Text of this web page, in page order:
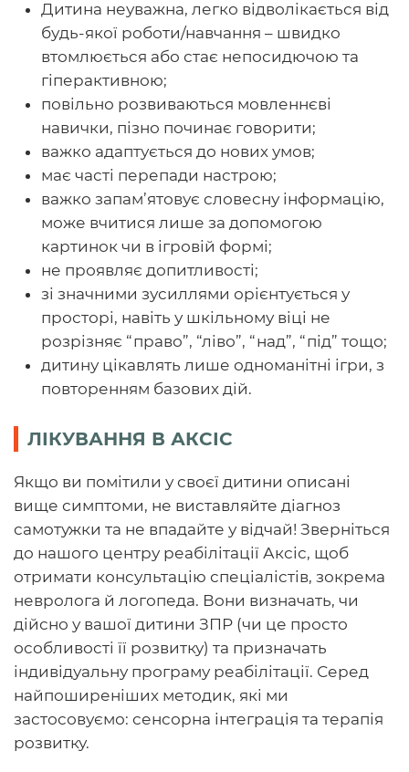
Дитина неуважна, легко відволікається від
будь-якої роботи/навчання – швидко
втомлюється або стає непосидючою та
гіперактивною;
повільно розвиваються мовленнєві
навички, пізно починає говорити;
важко адаптується до нових умов;
має часті перепади настрою;
важко запам’ятовує словесну інформацію,
може вчитися лише за допомогою
картинок чи в ігровій формі;
не проявляє допитливості;
зі значними зусиллями орієнтується у
просторі, навіть у шкільному віці не
розрізняє “право”, “ліво”, “над”, “під” тощо;
дитину цікавлять лише одноманітні ігри, з
повторенням базових дій.
ЛІКУВАННЯ В АКСІС
Якщо ви помітили у своєї дитини описані
вище симптоми, не виставляйте діагноз
самотужки та не впадайте у відчай! Зверніться
до нашого центру реабілітації Аксіс, щоб
отримати консультацію спеціалістів, зокрема
невролога й логопеда. Вони визначать, чи
дійсно у вашої дитини ЗПР (чи це просто
особливості її розвитку) та призначать
індивідуальну програму реабілітації. Серед
найпоширеніших методик, які ми
застосовуємо: сенсорна інтеграція та терапія
розвитку.